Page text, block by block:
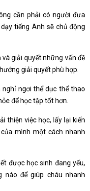
cần phải có người đưa
tiếng Anh sẽ chủ động
giải quyết những vấn đề
giải quyết phù hợp.
ngơi thể dục thể thao
để học tập tốt hơn.
thiện việc học, lấy lại kiến
mình một cách nhanh
được học sinh đang yếu,
nào để giúp cháu nhanh